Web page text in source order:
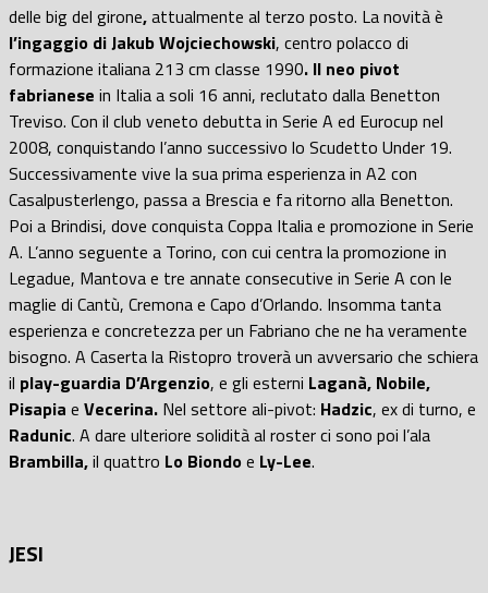
delle big del girone,attualmente al terzo posto. La novità è
l’ingaggio di Jakub Wojciechowski, centro polacco di
formazione italiana 213 cm classe 1990. Il neo pivot
fabrianese in Italia a soli 16 anni, reclutato dalla Benetton
Treviso. Con il club veneto debutta in Serie A ed Eurocup nel
2008, conquistando l’anno successivo lo Scudetto Under 19.
Successivamente vive la sua prima esperienza in A2 con
Casalpusterlengo, passa a Brescia e fa ritorno alla Benetton.
Poi a Brindisi, dove conquista Coppa Italia e promozione in Serie
A. L’anno seguente a Torino, con cui centra la promozione in
Legadue, Mantova e tre annate consecutive in Serie A con le
maglie di Cantù, Cremona e Capo d’Orlando. Insomma tanta
esperienza e concretezza per un Fabriano che ne ha veramente
bisogno. A Caserta la Ristopro troverà un avversario che schiera
il play-guardia D’Argenzio, e gli esterni Laganà, Nobile,
Pisapia e Vecerina. Nel settore ali-pivot: Hadzic, ex di turno, e
Radunic. A dare ulteriore solidità al roster ci sono poi l’ala
Brambilla,il quattro Lo Biondoe Ly-Lee.
JESI